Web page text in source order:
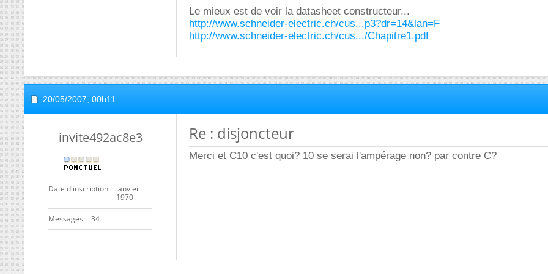
Le mieux est de voir la datasheet constructeur...
http://www.schneider-electric.ch/cus...p3?dr=14&lan=F
http://www.schneider-electric.ch/cus.../Chapitre1.pdf
20/05/2007, 00h11
invite492ac8e3
Date d'inscription
janvier
1970
Messages 34
Re : disjoncteur
Merci et C10 c'est quoi? 10 se serai l'ampérage non? par contre C?